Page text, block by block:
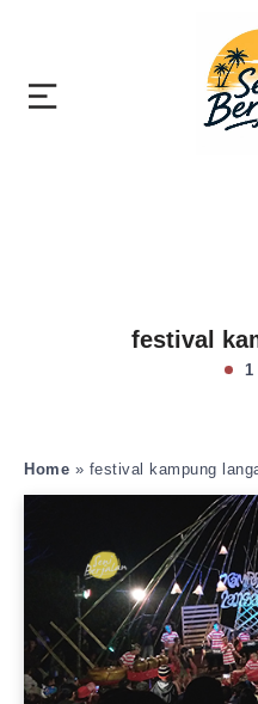
festival
1
Home » festival kampung